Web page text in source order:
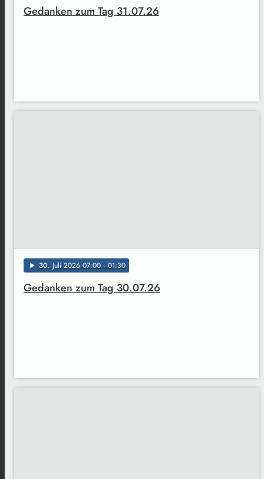
Gedanken zum Tag 31.07.26
play_arrow 30. Juli 2026 07:00 · 01:30
Gedanken zum Tag 30.07.26